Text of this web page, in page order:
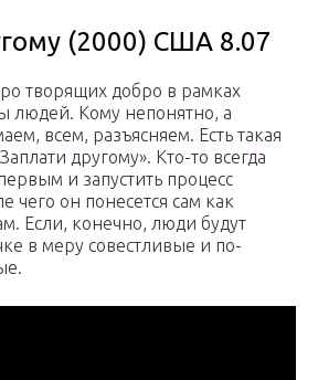
(2000) США 8.07
творящих добро в рамках
людей. Кому непонятно, а
всем, разъясняем. Есть такая
другому». Кто-то всегда
и запустить процесс
чего он понесется сам как
Если, конечно, люди будут
в меру совестливые и по-